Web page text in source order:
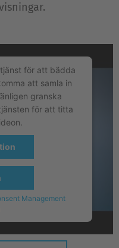
för att bädda
att samla in
granska
för att titta
Management